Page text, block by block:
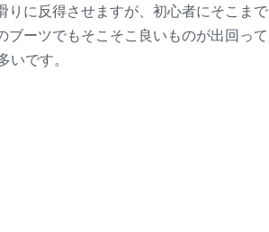
りに反得させますが、初心者にそこまで
ーツでもそこそこ良いものが出回って
です。